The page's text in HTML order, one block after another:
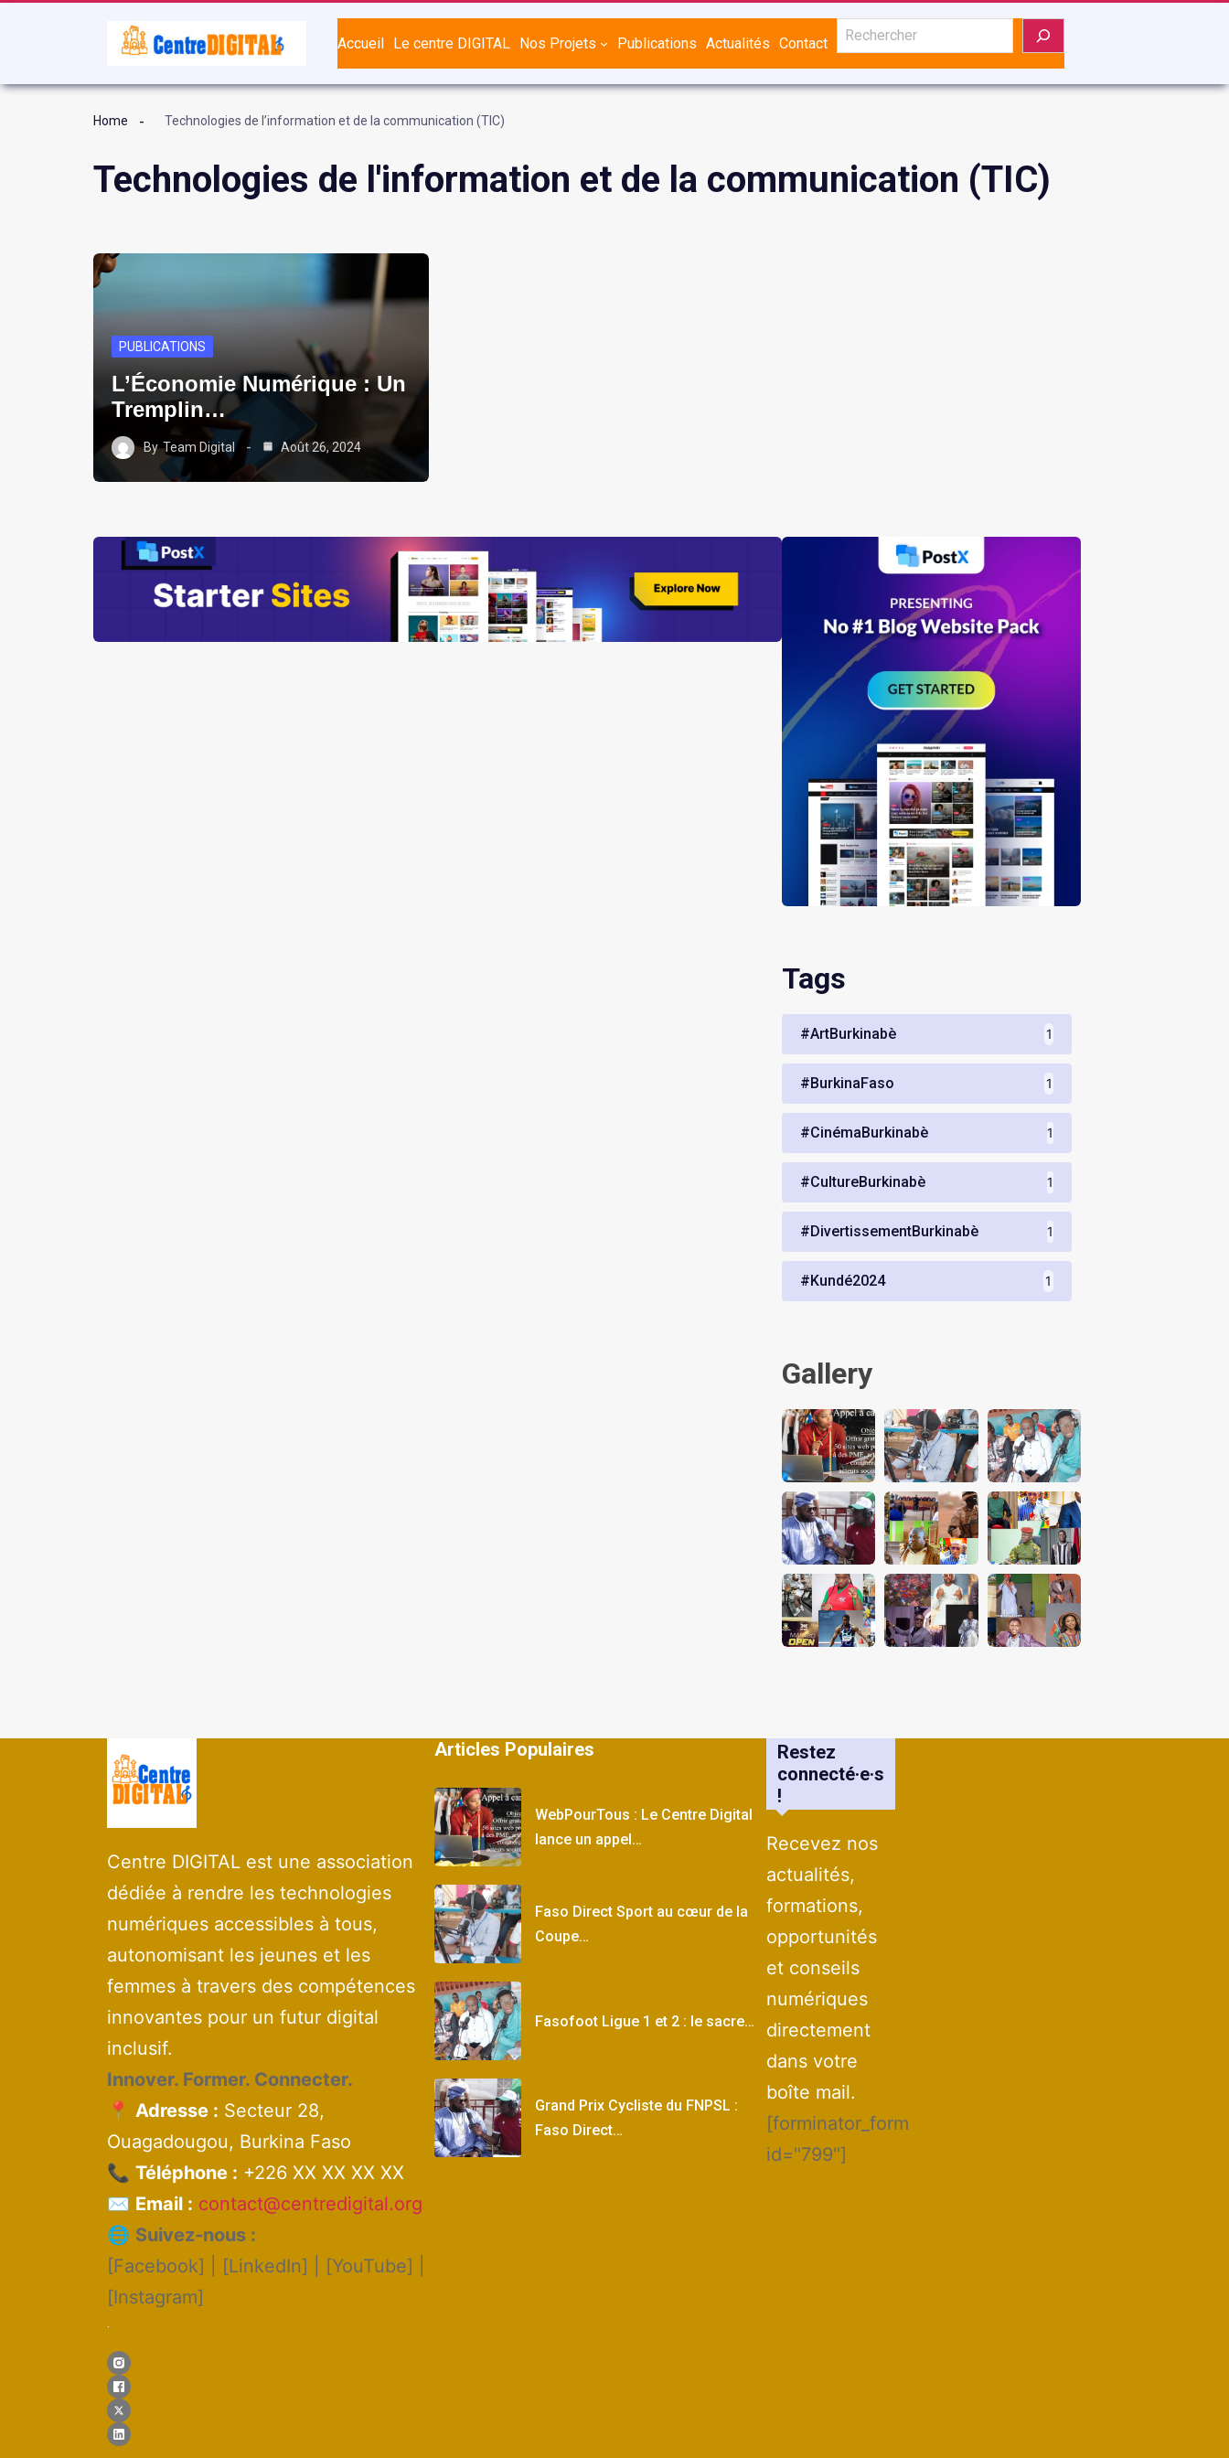
Accueil Le centre DIGITAL Nos Projets Publications Actualités Contact
Rechercher
Home Technologies de l’information et de la communication (TIC)
Technologies de l'information et de la communication (TIC)
PUBLICATIONS
L’Économie Numérique : Un
Tremplin…
By Team Digital Août 26, 2024
Tags
#ArtBurkinabè 1
#BurkinaFaso 1
#CinémaBurkinabè 1
#CultureBurkinabè 1
#DivertissementBurkinabè 1
#Kundé2024 1
Gallery
Centre DIGITAL est une association
dédiée à rendre les technologies
numériques accessibles à tous,
autonomisant les jeunes et les
femmes à travers des compétences
innovantes pour un futur digital
inclusif.
Innover. Former. Connecter.
📍 Adresse : Secteur 28,
Ouagadougou, Burkina Faso
📞 Téléphone : +226 XX XX XX XX
✉️ Email : contact@centredigital.org
🌐 Suivez-nous :
[Facebook] | [LinkedIn] | [YouTube] |
[Instagram]
.
Articles Populaires
WebPourTous : Le Centre Digital
lance un appel…
Faso Direct Sport au cœur de la
Coupe…
Fasofoot Ligue 1 et 2 : le sacre…
Grand Prix Cycliste du FNPSL :
Faso Direct…
Restez
connecté·e·s
!
Recevez nos
actualités,
formations,
opportunités
et conseils
numériques
directement
dans votre
boîte mail.
[forminator_form
id="799"]